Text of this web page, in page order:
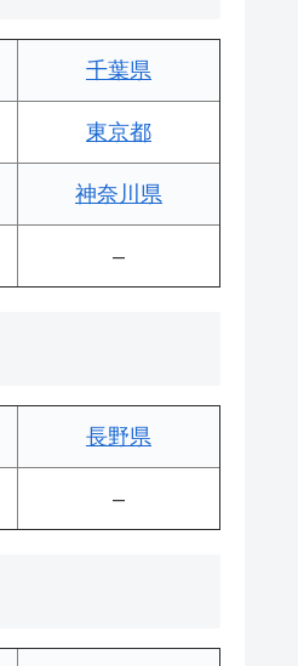
千葉県
東京都
神奈川県
–
長野県
–